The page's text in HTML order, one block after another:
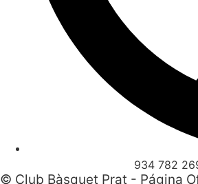
934 782
© Club Bàsquet Prat - Página